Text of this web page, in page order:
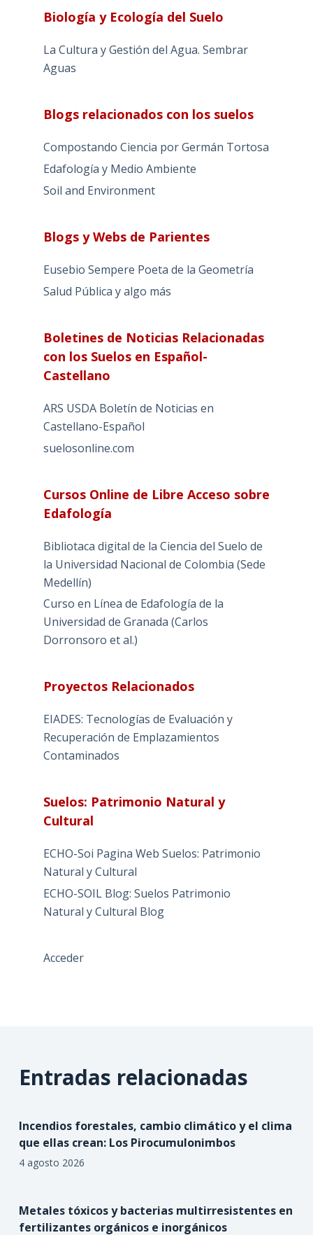
Biología y Ecología del Suelo
La Cultura y Gestión del Agua. Sembrar
Aguas
Blogs relacionados con los suelos
Compostando Ciencia por Germán Tortosa
Edafología y Medio Ambiente
Soil and Environment
Blogs y Webs de Parientes
Eusebio Sempere Poeta de la Geometría
Salud Pública y algo más
Boletines de Noticias Relacionadas
con los Suelos en Español-
Castellano
ARS USDA Boletín de Noticias en
Castellano-Español
suelosonline.com
Cursos Online de Libre Acceso sobre
Edafología
Bibliotaca digital de la Ciencia del Suelo de
la Universidad Nacional de Colombia (Sede
Medellín)
Curso en Línea de Edafología de la
Universidad de Granada (Carlos
Dorronsoro et al.)
Proyectos Relacionados
EIADES: Tecnologías de Evaluación y
Recuperación de Emplazamientos
Contaminados
Suelos: Patrimonio Natural y
Cultural
ECHO-Soi Pagina Web Suelos: Patrimonio
Natural y Cultural
ECHO-SOIL Blog: Suelos Patrimonio
Natural y Cultural Blog
Acceder
Entradas relacionadas
Incendios forestales, cambio climático y el clima
que ellas crean: Los Pirocumulonimbos
4 agosto 2026
Metales tóxicos y bacterias multirresistentes en
fertilizantes orgánicos e inorgánicos